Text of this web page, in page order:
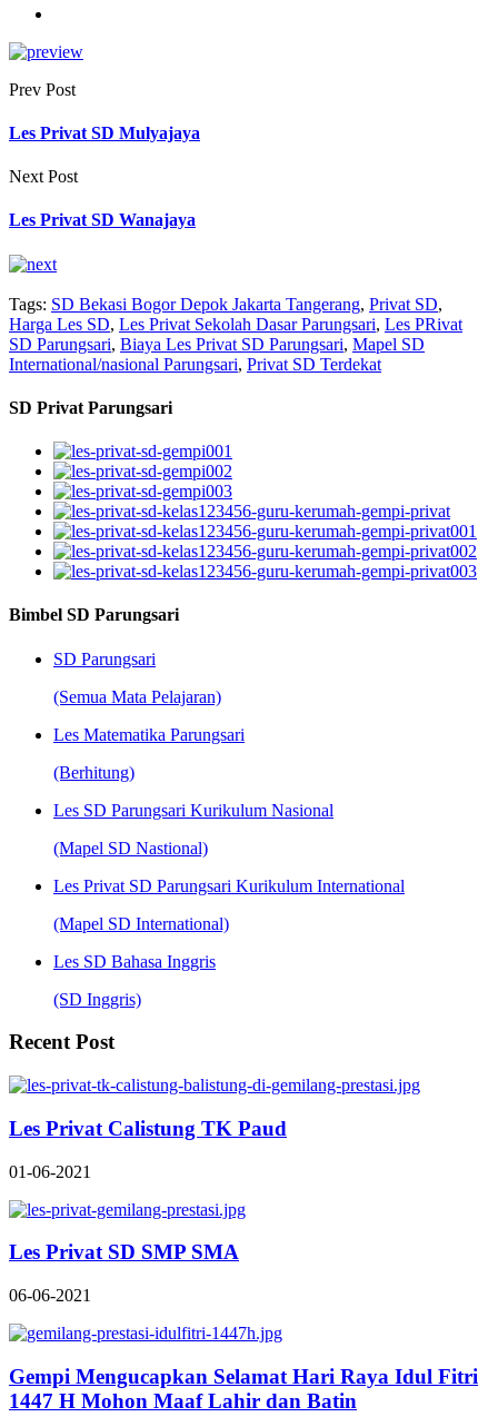
Prev Post
Les Privat SD Mulyajaya
Next Post
Les Privat SD Wanajaya
Tags: SD Bekasi Bogor Depok Jakarta Tangerang, Privat SD,
Harga Les SD, Les Privat Sekolah Dasar Parungsari, Les PRivat
SD Parungsari, Biaya Les Privat SD Parungsari, Mapel SD
International/nasional Parungsari, Privat SD Terdekat
SD Privat Parungsari
Bimbel SD Parungsari
SD Parungsari
(Semua Mata Pelajaran)
Les Matematika Parungsari
(Berhitung)
Les SD Parungsari Kurikulum Nasional
(Mapel SD Nastional)
Les Privat SD Parungsari Kurikulum International
(Mapel SD International)
Les SD Bahasa Inggris
(SD Inggris)
Recent Post
Les Privat Calistung TK Paud
01-06-2021
Les Privat SD SMP SMA
06-06-2021
Gempi Mengucapkan Selamat Hari Raya Idul Fitri
1447 H Mohon Maaf Lahir dan Batin